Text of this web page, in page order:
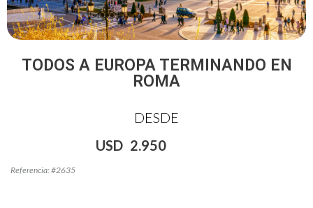
TODOS A EUROPA TERMINANDO EN
ROMA
DESDE
USD 2.950
Referencia: #2635